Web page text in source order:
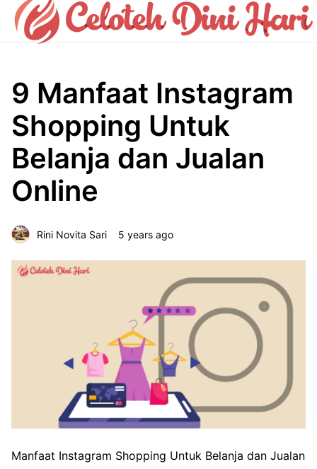
9 Manfaat Instagram
Shopping Untuk
Belanja dan Jualan
Online
Rini Novita Sari 5 years ago
Manfaat Instagram Shopping Untuk Belanja dan Jualan